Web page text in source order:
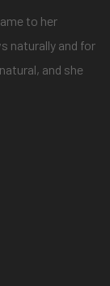
to her
naturally and for
and she